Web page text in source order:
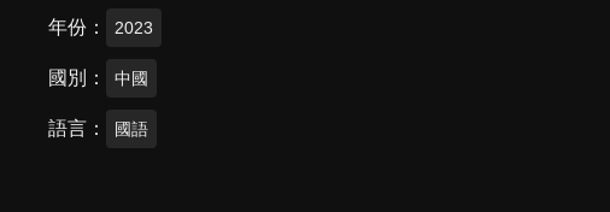
年份 2023
國別 中國
語言 國語